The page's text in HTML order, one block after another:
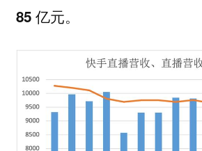
85 亿元。